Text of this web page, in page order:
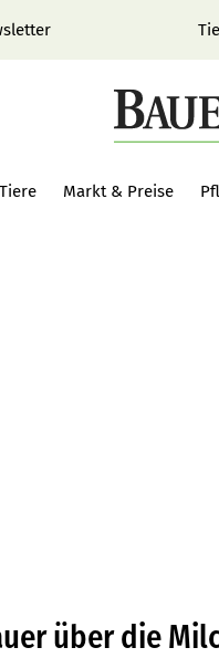
Tiere Markt & Preise
über die